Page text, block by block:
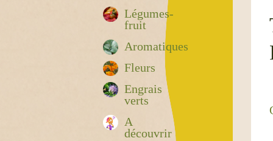
Légumes-
fruit
Aromatiques
Fleurs
Engrais
verts
A
découvrir